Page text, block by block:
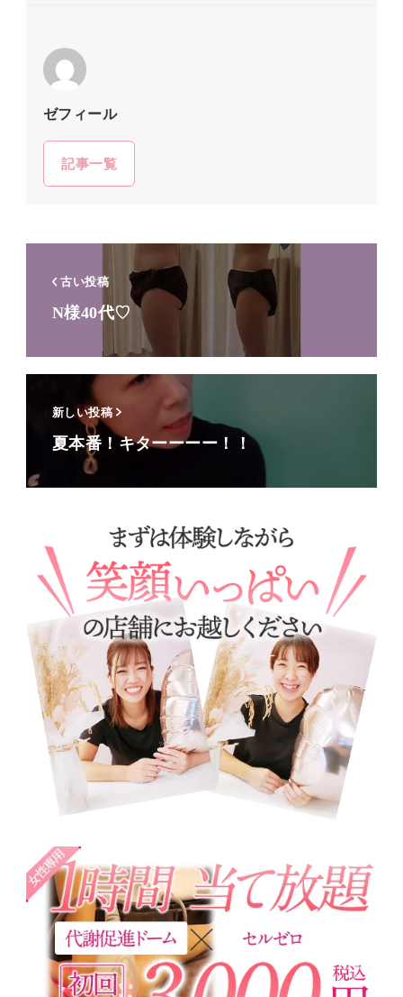
ゼフィール
記事一覧
古い投稿
N様40代♡⁡
新しい投稿
夏本番！キターーーー！！